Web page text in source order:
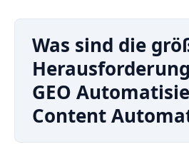
Was sind die
GEO
Content